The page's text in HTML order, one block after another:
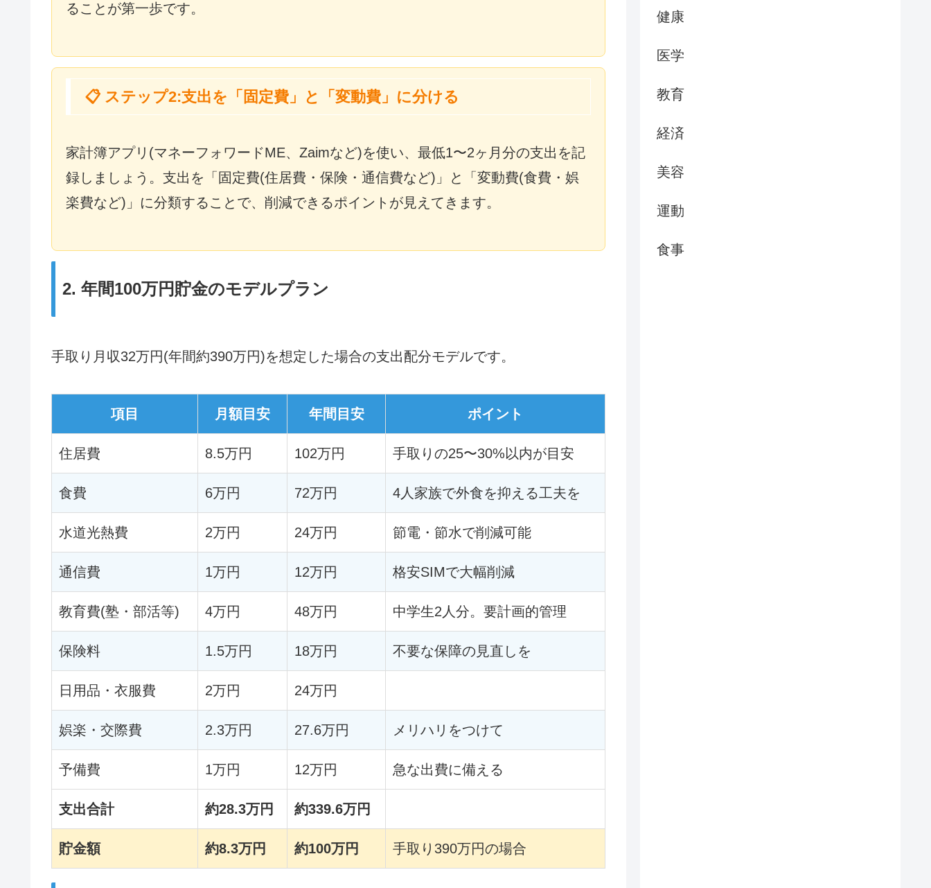
ることが第一歩です。
📋 ステップ2:支出を「固定費」と「変動費」に分ける
家計簿アプリ(マネーフォワードME、Zaimなど)を使い、最低1〜2ヶ月分の支出を記
録しましょう。支出を「固定費(住居費・保険・通信費など)」と「変動費(食費・娯
楽費など)」に分類することで、削減できるポイントが見えてきます。
2. 年間100万円貯金のモデルプラン
手取り月収32万円(年間約390万円)を想定した場合の支出配分モデルです。
項目 月額目安 年間目安 ポイント
住居費 8.5万円 102万円 手取りの25〜30%以内が目安
食費 6万円 72万円 4人家族で外食を抑える工夫を
水道光熱費 2万円 24万円 節電・節水で削減可能
通信費 1万円 12万円 格安SIMで大幅削減
教育費(塾・部活等) 4万円 48万円 中学生2人分。要計画的管理
保険料 1.5万円 18万円 不要な保障の見直しを
日用品・衣服費 2万円 24万円
娯楽・交際費 2.3万円 27.6万円 メリハリをつけて
予備費 1万円 12万円 急な出費に備える
支出合計 約28.3万円 約339.6万円
貯金額 約8.3万円 約100万円 手取り390万円の場合
健康
医学
教育
経済
美容
運動
食事